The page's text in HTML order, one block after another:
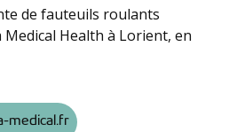
de fauteuils roulants
Health à Lorient, en
medical.fr